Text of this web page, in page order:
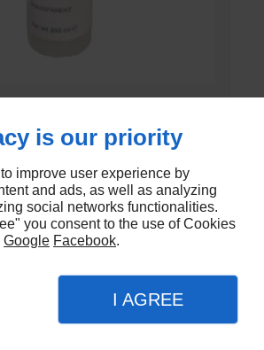
En stock
€1,35
is our priority
improve user experience by
and ads, as well as analyzing
social networks functionalities.
you consent to the use of Cookies
Google Facebook.
I AGREE